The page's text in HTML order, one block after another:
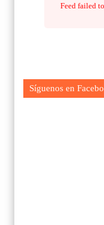
Feed failed
Síguenos en